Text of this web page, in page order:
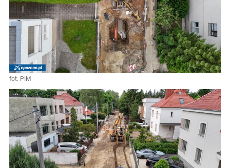
fot. PIM